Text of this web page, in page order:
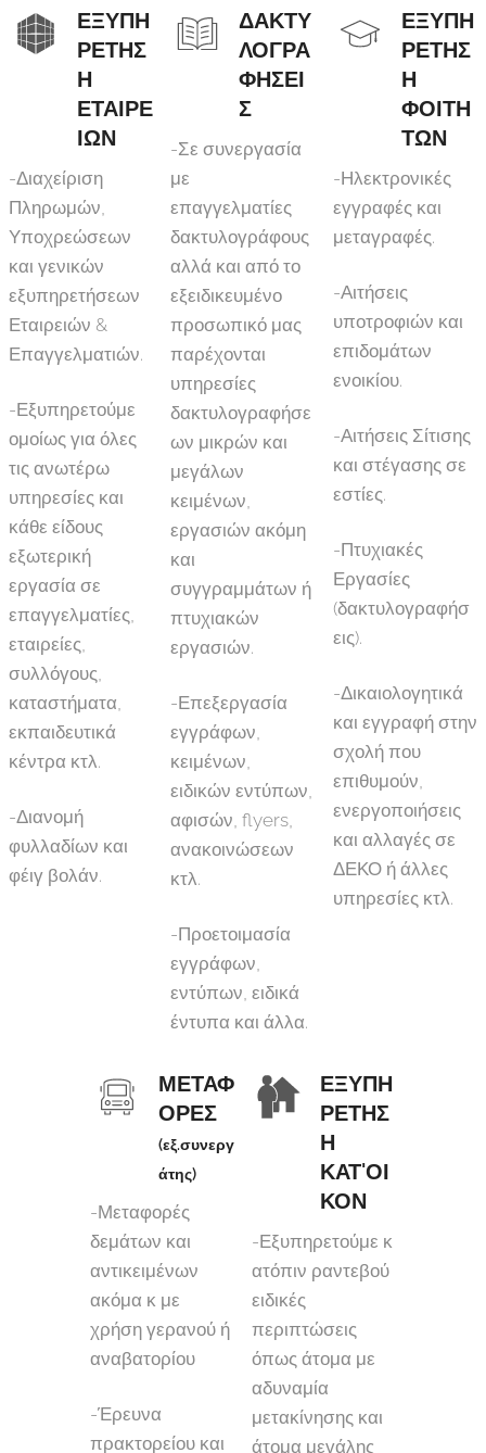
ΕΞΥΠΗ
ΡΕΤΗΣ
Η
ΕΤΑΙΡΕ
ΙΩΝ
-Διαχείριση
Πληρωμών,
Υποχρεώσεων
και γενικών
εξυπηρετήσεων
Εταιρειών &
Επαγγελματιών.
-Εξυπηρετούμε
ομοίως για όλες
τις ανωτέρω
υπηρεσίες και
κάθε είδους
εξωτερική
εργασία σε
επαγγελματίες,
εταιρείες,
συλλόγους,
καταστήματα,
εκπαιδευτικά
κέντρα κτλ.
-Διανομή
φυλλαδίων και
φέιγ βολάν.
ΔΑΚΤΥ
ΛΟΓΡΑ
ΦΗΣΕΙ
Σ
-Σε συνεργασία
με
επαγγελματίες
δακτυλογράφους
αλλά και από το
εξειδικευμένο
προσωπικό μας
παρέχονται
υπηρεσίες
δακτυλογραφήσε
ων μικρών και
μεγάλων
κειμένων,
εργασιών ακόμη
και
συγγραμμάτων ή
πτυχιακών
εργασιών.
-Επεξεργασία
εγγράφων,
κειμένων,
ειδικών εντύπων,
αφισών, flyers,
ανακοινώσεων
κτλ.
-Προετοιμασία
εγγράφων,
εντύπων, ειδικά
έντυπα και άλλα.
ΕΞΥΠΗ
ΡΕΤΗΣ
Η
ΦΟΙΤΗ
ΤΩΝ
-Ηλεκτρονικές
εγγραφές και
μεταγραφές.
-Αιτήσεις
υποτροφιών και
επιδομάτων
ενοικίου.
-Αιτήσεις Σίτισης
και στέγασης σε
εστίες.
-Πτυχιακές
Εργασίες
(δακτυλογραφήσ
εις).
-Δικαιολογητικά
και εγγραφή στην
σχολή που
επιθυμούν,
ενεργοποιήσεις
και αλλαγές σε
ΔΕΚΟ ή άλλες
υπηρεσίες κτλ.
ΜΕΤΑΦ
ΟΡΕΣ
(εξ.συνεργ
άτης)
-Μεταφορές
δεμάτων και
αντικειμένων
ακόμα κ με
χρήση γερανού ή
αναβατορίου
-Έρευνα
πρακτορείου και
ΕΞΥΠΗ
ΡΕΤΗΣ
Η
ΚΑΤ'ΟΙ
ΚΟΝ
-Εξυπηρετούμε κ
ατόπιν ραντεβού
ειδικές
περιπτώσεις
όπως άτομα με
αδυναμία
μετακίνησης και
άτομα μεγάλης